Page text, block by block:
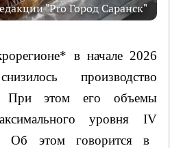
"Pro Город Cаранск"
* в начале 2026
производство
этом его объемы
уровня IV
Об этом говорится в